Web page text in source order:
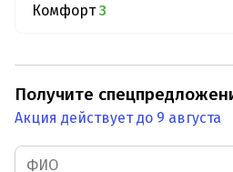
Комфорт 3
Получите
Акция действует до 9 августа